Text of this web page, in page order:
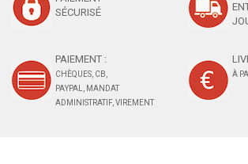
SÉCURISÉ
PAIEMENT :
CHÈQUES, CB,
PAYPAL, MANDAT
ADMINISTRATIF, VIREMENT
À